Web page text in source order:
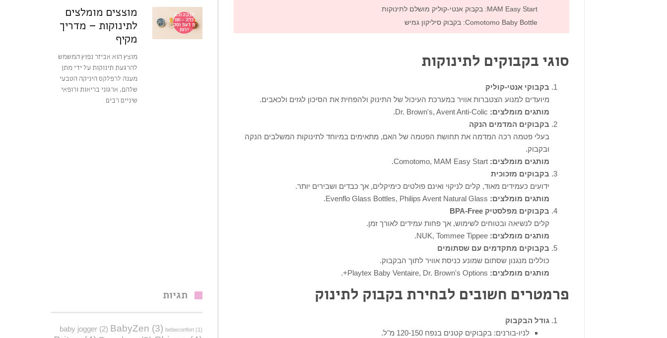
MAM Easy Start: בקבוק אנטי-קוליק מושלם לתינוקות
Comotomo Baby Bottle: בקבוק סיליקון גמיש
סוגי בקבוקים לתינוקות
בקבוקי אנטי-קוליק
מיועדים למנוע הצטברות אוויר במערכת העיכול של התינוק ולהפחית את הסיכון לגזים ולכאבים.
מותגים מומלצים:
בקבוקים המדמים הנקה
בעלי פטמה רכה המדמה את תחושת הפטמה של האם, מתאימים במיוחד לתינוקות המשלבים הנקה
ובקבוק.
מותגים מומלצים: Comotomo, MAM Easy Start.
בקבוקים מזכוכית
ידועים כעמידים מאוד, קלים לניקוי ואינם פולטים כימיקלים, אך כבדים ושבירים יותר.
מותגים מומלצים:
בקבוקים מפלסטיק BPA-Free
קלים לנשיאה ובטוחים לשימוש, אך פחות עמידים לאורך זמן.
מותגים מומלצים: NUK, Tommee Tippee.
בקבוקים מתקדמים עם שסתומים
כוללים מנגנון שסתום שמונע כניסת אוויר לתוך הבקבוק.
מותגים מומלצים:
פרמטרים חשובים לבחירת בקבוק לתינוק
גודל הבקבוק
לניו-בורנים: בקבוקים קטנים בנפח 120-150 מ"ל.
הנקה והא
כלה - חוו
ת דעת וסק
ירות
מוצצים מומלצים
לתינוקות – מדריך
מקיף
מוצץ הוא אביזר נפוץ המשמש
להרגעת תינוקות על ידי מתן
מענה לרפלקס היניקה הטבעי
שלהם. ארגוני בריאות ורופאי
שיניים רבים
תגיות
baby jogger (2) BabyZen (3) bebeconfort (1)